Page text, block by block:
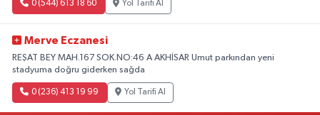
0 (544) 613 18 60 Yol Tarifi Al
Merve Eczanesi
REŞAT BEY MAH.167 SOK.NO:46 A AKHİSAR Umut parkından yeni
stadyuma doğru giderken sağda
0 (236) 413 19 99 Yol Tarifi Al